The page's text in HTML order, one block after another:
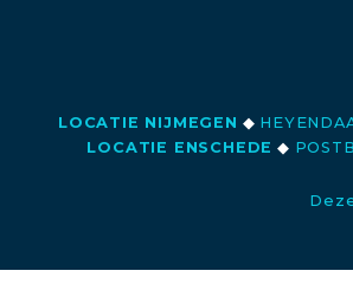
LOCATIE NIJMEGEN ◆
LOCATIE ENSCHEDE ◆